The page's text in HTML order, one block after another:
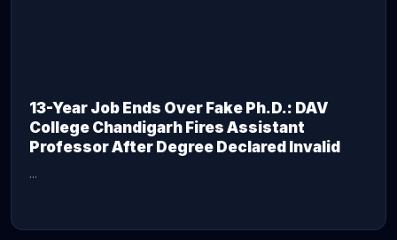
13-Year Job Ends Over Fake Ph.D.: DAV
College Chandigarh Fires Assistant
Professor After Degree Declared Invalid
...